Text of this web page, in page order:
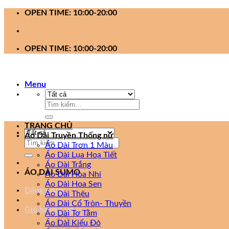
OPEN TIME: 10:00-20:00
OPEN TIME: 10:00-20:00
Menu
Tìm
Tìm
ÁO DÀI SUMO
Đăng nhập
Giỏ hàng /0₫ 0
TRANG CHỦ
Áo Dài Truyền Thống nữ
Áo Dài Trơn 1 Màu
Áo Dài Lụa Hoạ Tiết
Áo Dài Trắng
Áo Dài Hoa Nhí
Áo Dài Hoa Sen
Áo Dài Thêu
Áo Dài Cổ Tròn- Thuyền
Áo Dài Tơ Tằm
Áo Dài Kiểu Đỏ